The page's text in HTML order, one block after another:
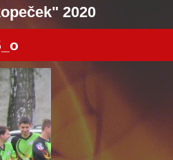
2020